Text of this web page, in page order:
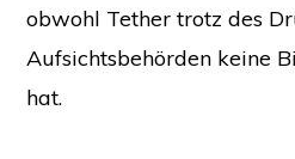
obwohl Tether trotz des
Aufsichtsbehörden keine
hat.